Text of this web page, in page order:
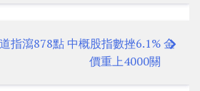
指瀉878點 中概股指數挫6.1% 金
價重上4000關